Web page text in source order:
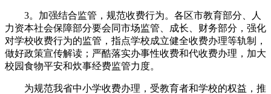
3。加强结合监管，规范收费行为。各区市教育部分、人
力资本社会保障部分要会同市场监管、成长、财务部分，强化
对学校收费行为的监管，指点学校成立健全收费办理等轨制，
做好政策宣传解读；严酷落实办事性收费和代收费办理，加大
校园食物平安和炊事经费监管力度。
为规范我省中小学收费办理，受教育者和学校的权益，推